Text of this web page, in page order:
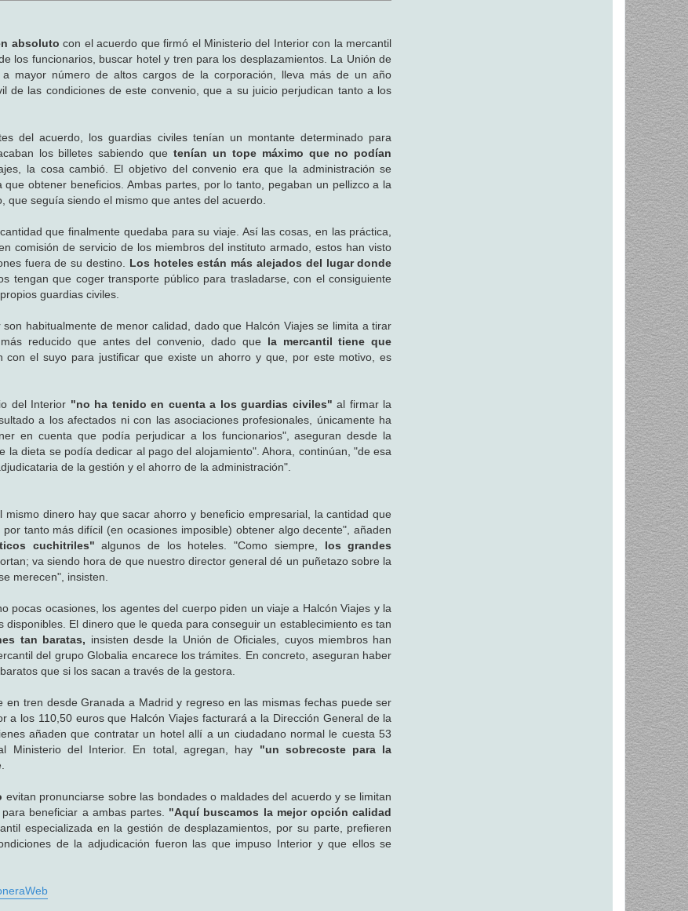
absoluto con el acuerdo que firmó el Ministerio del Interior con la mercantil
los funcionarios, buscar hotel y tren para los desplazamientos. La Unión de
mayor número de altos cargos de la corporación, lleva más de un año
de las condiciones de este convenio, que a su juicio perjudican tanto a los
del acuerdo, los guardias civiles tenían un montante determinado para
los billetes sabiendo quetenían un tope máximo que no podían
la cosa cambió. El objetivo del convenio era que la administración se
obtener beneficios. Ambas partes, por lo tanto, pegaban un pellizco a la
seguía siendo el mismo que antes del acuerdo.
que finalmente quedaba para su viaje. Así las cosas, en las práctica,
comisión de servicio de los miembros del instituto armado, estos han visto
fuera de su destino. Los hoteles están más alejados del lugar donde
tengan que coger transporte público para trasladarse, con el consiguiente
guardias civiles.
habitualmente de menor calidad, dado que Halcón Viajes se limita a tirar
reducido que antes del convenio, dado que la mercantil tiene que
con el suyo para justificar que existe un ahorro y que, por este motivo, es
del Interior "no ha tenido en cuenta a los guardias civiles"al firmar la
a los afectados ni con las asociaciones profesionales, únicamente ha
en cuenta que podía perjudicar a los funcionarios", aseguran desde la
dieta se podía dedicar al pago del alojamiento". Ahora, continúan, "de esa
de la gestión y el ahorro de la administración".
dinero hay que sacar ahorro y beneficio empresarial, la cantidad que
tanto más difícil (en ocasiones imposible) obtener algo decente", añaden
cuchitriles"algunos de los hoteles. "Como siempre, los grandes
va siendo hora de que nuestro director general dé un puñetazo sobre la
merecen", insisten.
pocas ocasiones, los agentes del cuerpo piden un viaje a Halcón Viajes y la
El dinero que le queda para conseguir un establecimiento es tan
tan baratas, insisten desde la Unión de Oficiales, cuyos miembros han
del grupo Globalia encarece los trámites. En concreto, aseguran haber
que si los sacan a través de la gestora.
tren desde Granada a Madrid y regreso en las mismas fechas puede ser
a los 110,50 euros que Halcón Viajes facturará a la Dirección General de la
añaden que contratar un hotel allí a un ciudadano normal le cuesta 53
Ministerio del Interior. En total, agregan, hay "un sobrecoste para la
evitan pronunciarse sobre las bondades o maldades del acuerdo y se limitan
beneficiar a ambas partes. "Aquí buscamos la mejor opción calidad
especializada en la gestión de desplazamientos, por su parte, prefieren
de la adjudicación fueron las que impuso Interior y que ellos se